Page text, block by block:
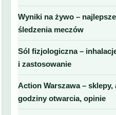
Wyniki na żywo –
śledzenia meczów
Sól fizjologiczna –
i zastosowanie
Action Warszawa – sklepy,
godziny otwarcia, opinie